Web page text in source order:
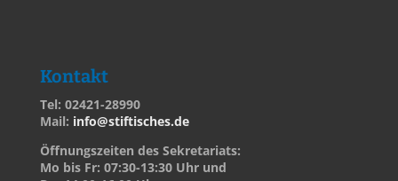
Kontakt
Tel: 02421-28990
Mail: info@stiftisches.de
Öffnungszeiten des Sekretariats:
Mo bis Fr: 07:30-13:30 Uhr und